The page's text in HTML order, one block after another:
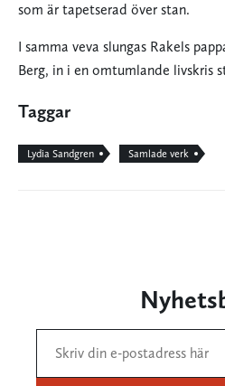
som är tapetserad över stan.
I samma veva slungas Rakels
Berg, in i en omtumlande livskris
Taggar
Lydia Sandgren Samlade verk